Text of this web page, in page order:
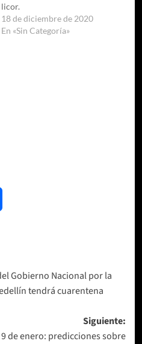
licor.
18 de diciembre de 2020
En «Sin Categoría»
Gobierno Nacional por la
tendrá cuarentena
Siguiente:
de enero: predicciones sobre